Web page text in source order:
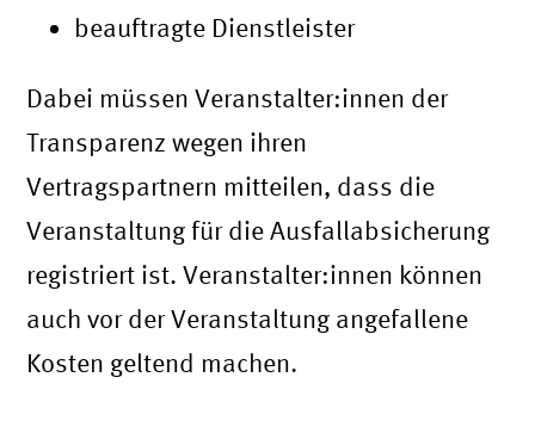
beauftragte Dienstleister
Dabei müssen Veranstalter:innen der
Transparenz wegen ihren
Vertragspartnern mitteilen, dass die
Veranstaltung für die Ausfallabsicherung
registriert ist. Veranstalter:innen können
auch vor der Veranstaltung angefallene
Kosten geltend machen.